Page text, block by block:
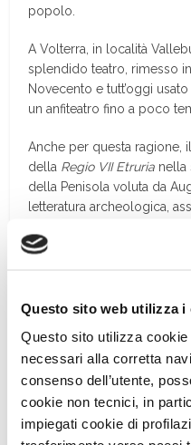
Questo sito web utilizza i
Questo sito utilizza
necessari alla corretta
consenso dell’utente,
cookie non tecnici, in
impiegati cookie di
popolo.
A Volterra, in località
splendido teatro, rimesso
Novecento e tutt’oggi
un anfiteatro fino a poco
Anche per questa ragione,
della Regio VII Etruria nella
della Penisola voluta da
letteratura archeologica,
anfiteatro una città romana
Continua a leggere sulla